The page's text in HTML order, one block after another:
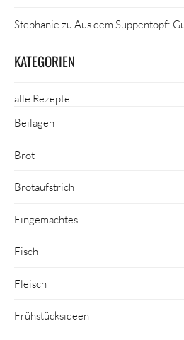
Stephanie zu Aus dem Suppentopf:
KATEGORIEN
alle Rezepte
Beilagen
Brot
Brotaufstrich
Eingemachtes
Fisch
Fleisch
Frühstücksideen